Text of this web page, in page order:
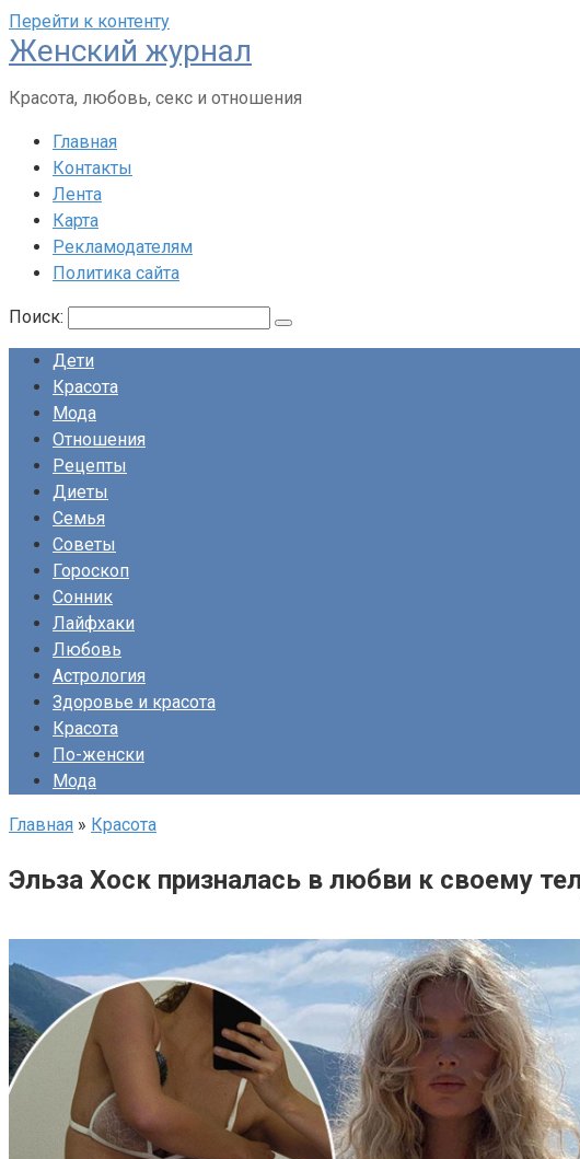
Перейти к контенту
Женский журнал
Красота, любовь, секс и отношения
Главная
Контакты
Лента
Карта
Рекламодателям
Политика сайта
Поиск:
Дети
Красота
Мода
Отношения
Рецепты
Диеты
Семья
Советы
Гороскоп
Сонник
Лайфхаки
Любовь
Астрология
Здоровье и красота
Красота
По-женски
Мода
Главная » Красота
Эльза Хоск призналась в любви к своему